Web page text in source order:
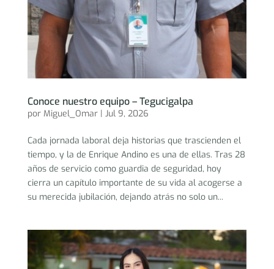
Conoce nuestro equipo – Tegucigalpa
por Miguel_Omar| Jul 9, 2026
Cada jornada laboral deja historias que trascienden el
tiempo, y la de Enrique Andino es una de ellas. Tras 28
años de servicio como guardia de seguridad, hoy
cierra un capítulo importante de su vida al acogerse a
su merecida jubilación, dejando atrás no solo un...